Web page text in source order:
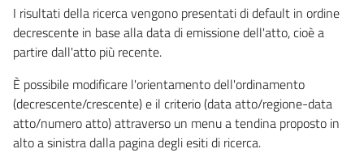
I risultati della ricerca vengono presentati di default in ordine
decrescente in base alla data di emissione dell'atto, cioè a
partire dall'atto più recente.
È possibile modificare l'orientamento dell'ordinamento
(decrescente/crescente) e il criterio (data atto/regione-data
atto/numero atto) attraverso un menu a tendina proposto in
alto a sinistra dalla pagina degli esiti di ricerca.